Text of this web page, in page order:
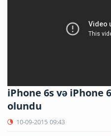
iPhone 6s və iPhone
olundu
10-09-2015 09:43